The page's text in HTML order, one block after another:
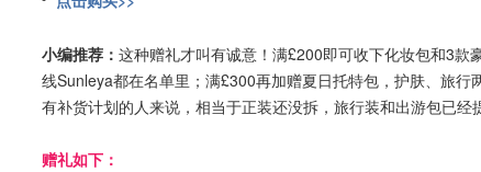
小编推荐： 这种赠礼才叫有诚意！满£200即可收下化妆包和3款
线Sunleya都在名单里；满£300再加赠夏日托特包，护肤、旅行
有补货计划的人来说，相当于正装还没拆，旅行装和出游包已经
赠礼如下：